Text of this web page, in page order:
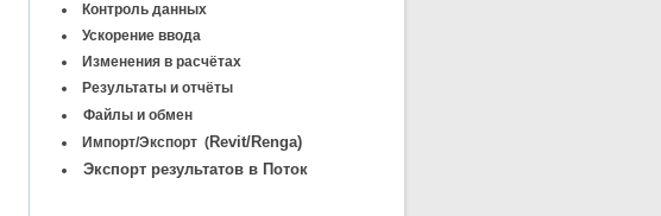
Контроль данных
Ускорение ввода
Изменения в расчётах
Результаты и отчёты
Файлы и обмен
Импорт/Экспорт (Revit/Renga)
Экспорт результатов в Поток